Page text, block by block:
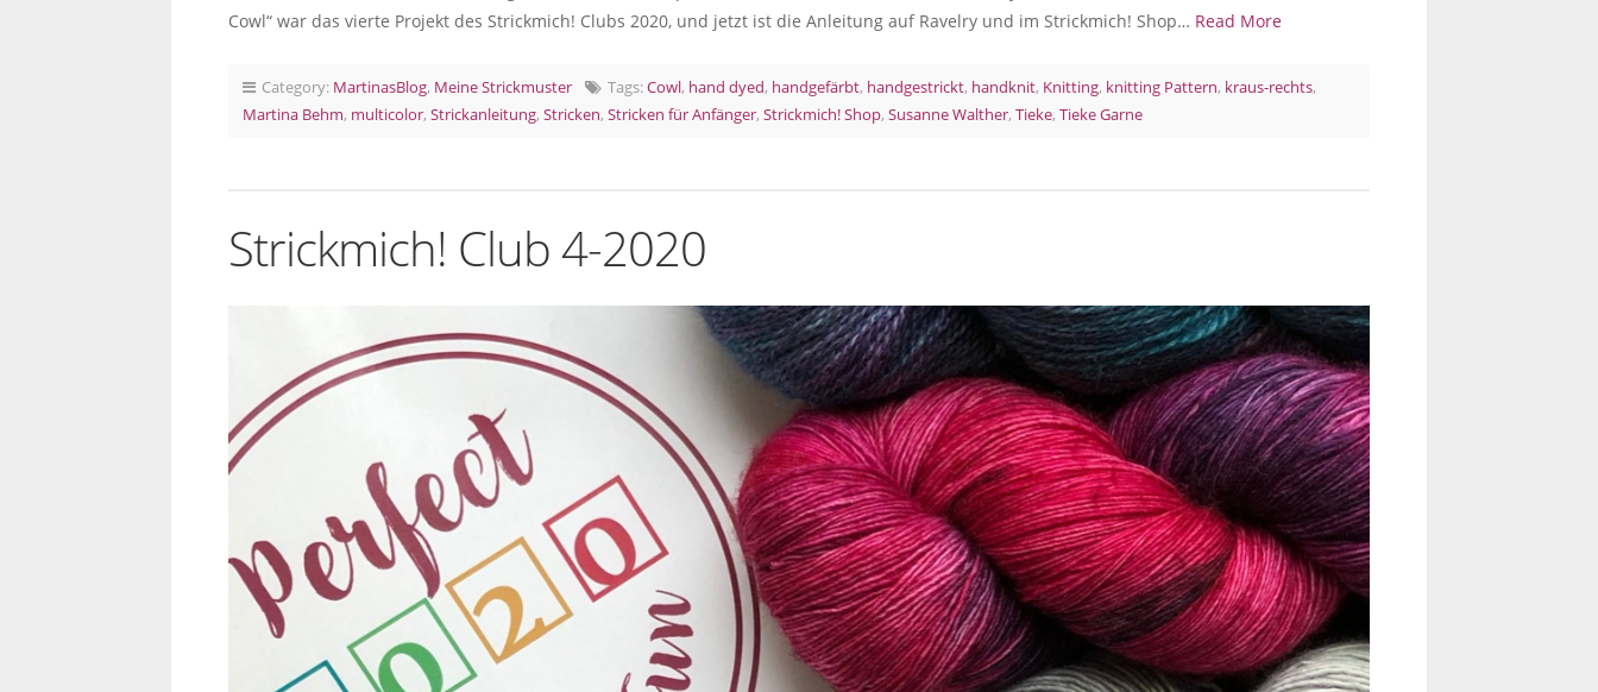
Cowl“ war das vierte Projekt des Strickmich! Clubs 2020, und jetzt ist die Anleitung auf Ravelry und im Strickmich! Shop… Read More
Category: MartinasBlog, Meine Strickmuster Tags:Cowl, hand dyed, handgefärbt, handgestrickt, handknit, Knitting, knitting Pattern, kraus-rechts,
Martina Behm, multicolor, Strickanleitung, Stricken, Stricken für Anfänger, Strickmich! Shop, Susanne Walther, Tieke, Tieke Garne
Strickmich! Club 4-2020